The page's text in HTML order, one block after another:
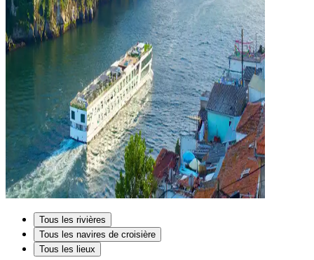
Tous les rivières
Tous les navires de croisière
Tous les lieux